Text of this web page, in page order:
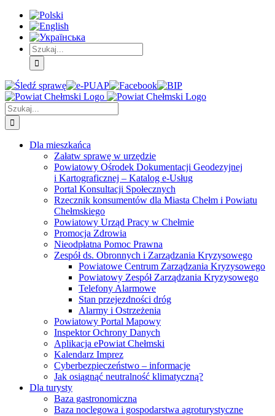
Skip
Treść
główna
Skip
Menu
główne
Skip
Menu
dodatkowe
Szukaj
Śledź
sprawę
E-
PUAP
Facebook BIP Instagram
Szukaj
Dla mieszkańca
Załatw sprawę w urzędzie
Powiatowy Ośrodek Dokumentacji Geodezyjnej
i Kartograficznej – Katalog e-Usług
Portal Konsultacji Społecznych
Rzecznik konsumentów dla Miasta Chełm i Powiatu
Chełmskiego
Powiatowy Urząd Pracy w Chełmie
Promocja Zdrowia
Nieodpłatna Pomoc Prawna
Zespół ds. Obronnych i Zarządzania Kryzysowego
Powiatowe Centrum Zarządzania Kryzysowego
Powiatowy Zespół Zarządzania Kryzysowego
Telefony Alarmowe
Stan przejezdności dróg
Alarmy i Ostrzeżenia
Powiatowy Portal Mapowy
Inspektor Ochrony Danych
Aplikacja ePowiat Chełmski
Kalendarz Imprez
Cyberbezpieczeństwo – informacje
Jak osiągnąć neutralność klimatyczną?
Dla turysty
Baza gastronomiczna
Baza noclegowa i gospodarstwa agroturystyczne